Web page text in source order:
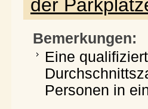
der
Bemerkungen:
Eine
Personen in